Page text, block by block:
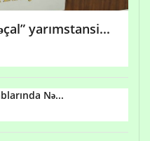
yarımstansi...
Nə...